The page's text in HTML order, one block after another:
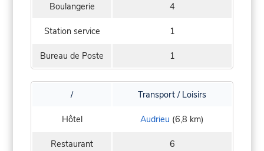
Boulangerie 4
Station service 1
Bureau de Poste 1
/ Transport / Loisirs
Hôtel Audrieu (6,8 km)
Restaurant 6